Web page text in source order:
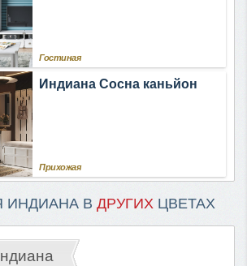
Гостиная
Индиана Сосна каньйон
Прихожая
ИНДИАНА В ДРУГИХ ЦВЕТАХ